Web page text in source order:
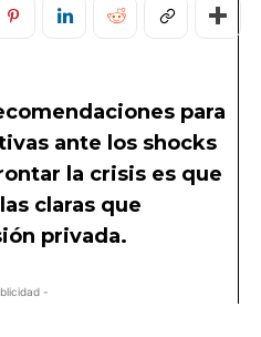
para
ante los shocks
la crisis es que
claras que
privada.
-